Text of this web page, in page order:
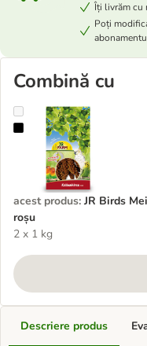
Îți livrăm cu
Poți
Combină cu
JR Birds Mei roșu
acest produs: JR Birds Mei
roșu
2 x 1 kg
Descriere produs